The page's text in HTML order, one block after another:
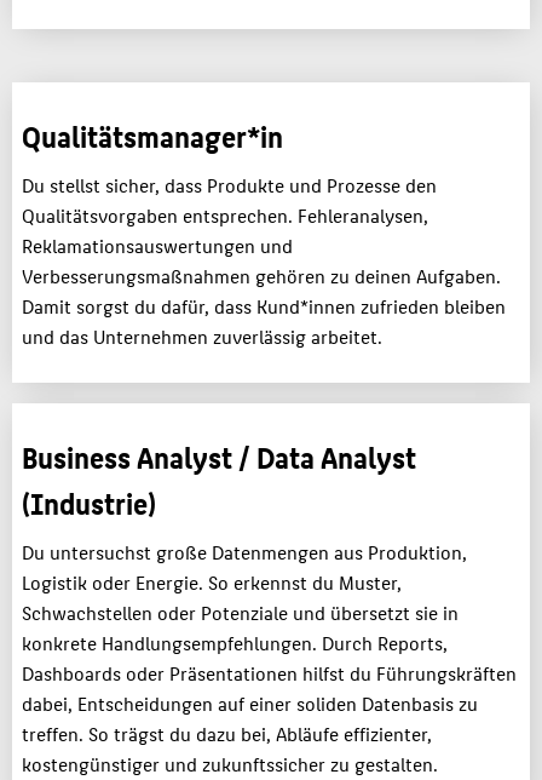
Qualitätsmanager*in
Du stellst sicher, dass Produkte und Prozesse den
Qualitätsvorgaben entsprechen. Fehleranalysen,
Reklamationsauswertungen und
Verbesserungsmaßnahmen gehören zu deinen Aufgaben.
Damit sorgst du dafür, dass Kund*innen zufrieden bleiben
und das Unternehmen zuverlässig arbeitet.
Business Analyst / Data Analyst
(Industrie)
Du untersuchst große Datenmengen aus Produktion,
Logistik oder Energie. So erkennst du Muster,
Schwachstellen oder Potenziale und übersetzt sie in
konkrete Handlungsempfehlungen. Durch Reports,
Dashboards oder Präsentationen hilfst du Führungskräften
dabei, Entscheidungen auf einer soliden Datenbasis zu
treffen. So trägst du dazu bei, Abläufe effizienter,
kostengünstiger und zukunftssicher zu gestalten.